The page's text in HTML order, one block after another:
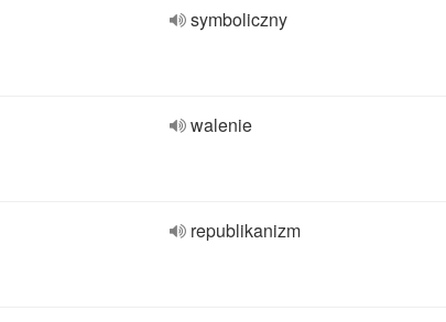
symboliczny
walenie
republikanizm